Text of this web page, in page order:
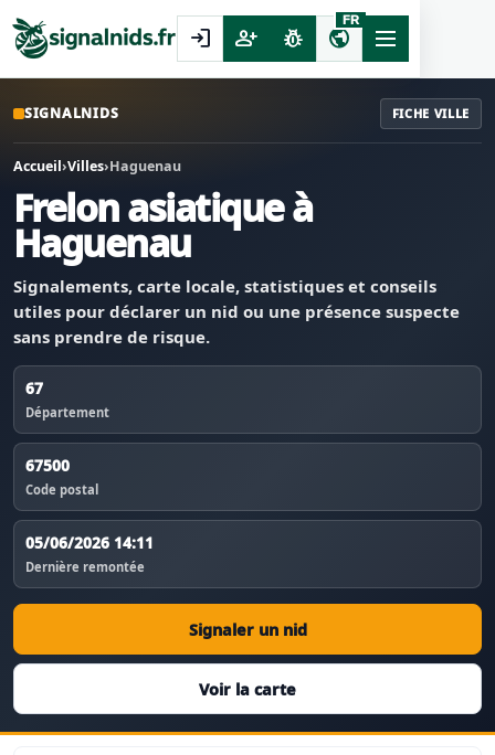
login person_add pest_control public
FR
SIGNALNIDS FICHE VILLE
Accueil›Villes›Haguenau
Frelon asiatique à
Haguenau
Signalements, carte locale, statistiques et conseils
utiles pour déclarer un nid ou une présence suspecte
sans prendre de risque.
67
Département
67500
Code postal
05/06/2026 14:11
Dernière remontée
Signaler un nid
Voir la carte